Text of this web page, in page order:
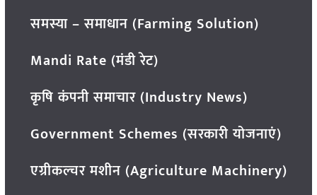
समस्या – समाधान (Farming Solution)
Mandi Rate (मंडी रेट)
कृषि कंपनी समाचार (Industry News)
Government Schemes (सरकारी योजनाएं)
एग्रीकल्चर मशीन (Agriculture Machinery)